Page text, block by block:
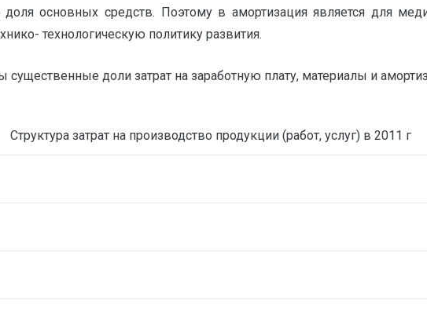
доля основных средств. Поэтому в амортизация является для
технологическую политику развития.
существенные доли затрат на заработную плату, материалы и
Структура затрат на производство продукции (работ, услуг) в 2011 г